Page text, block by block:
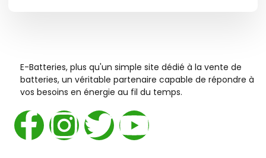
E-Batteries, plus qu'un simple site dédié à la vente de
batteries, un véritable partenaire capable de répondre à
vos besoins en énergie au fil du temps.